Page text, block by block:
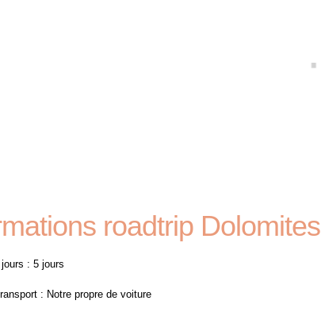
roadtrip Dolomites
: 5 jours
: Notre propre de voiture